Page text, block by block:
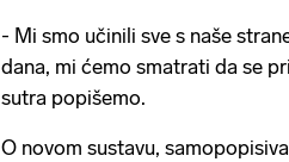
- Mi smo učinili sve s naše
dana, mi ćemo smatrati da se
sutra popišemo.
O novom sustavu,